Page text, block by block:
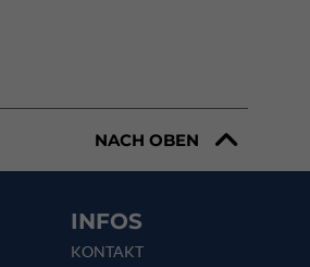
NACH OBEN
INFOS
KONTAKT